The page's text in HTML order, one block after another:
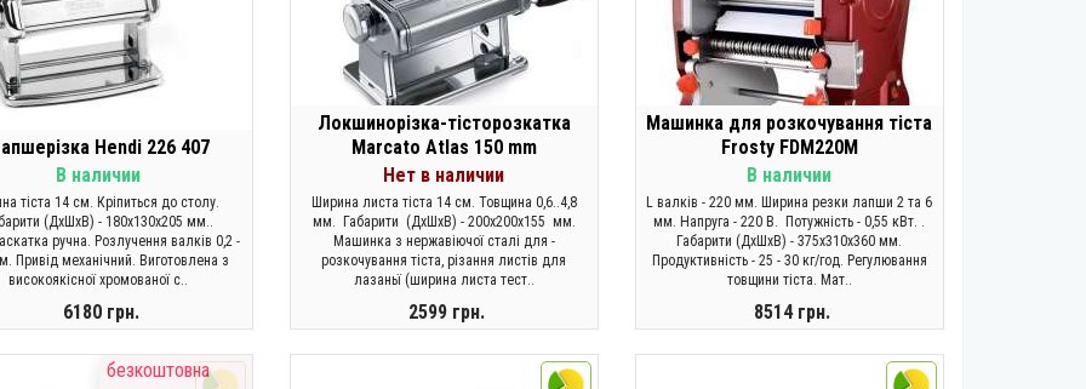
Hendi 226 407
В наличии
тіста 14 см. Кріпиться до столу.
(ДхШхВ) - 180х130х205 мм..
ручна. Розлучення валків 0,2 -
Привід механічний. Виготовлена з
високоякісної хромованої с..
6180 грн.
Локшинорізка-тісторозкатка
Marcato Atlas 150 mm
Нет в наличии
Ширина листа тіста 14 см. Товщина 0,6..4,8
мм. Габарити (ДхШхВ) - 200х200х155 мм.
Машинка з нержавіючої сталі для -
розкочування тіста, різання листів для
лазаньї (ширина листа тест..
2599 грн.
Машинка для розкочування тіста
Frosty FDM220M
В наличии
L валків - 220 мм. Ширина резки лапши 2 та 6
мм. Напруга - 220 В. Потужність - 0,55 кВт. .
Габарити (ДхШхВ) - 375x310x360 мм.
Продуктивність - 25 - 30 кг/год. Регулювання
товщини тіста. Мат..
8514 грн.
безкоштовна